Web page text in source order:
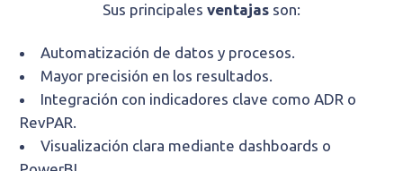
Sus principales ventajas son:
Automatización de datos y procesos.
Mayor precisión en los resultados.
Integración con indicadores clave como ADR o
RevPAR.
Visualización clara mediante dashboards o